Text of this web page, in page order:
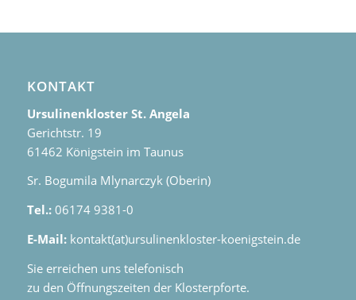
KONTAKT
Ursulinenkloster St. Angela
Gerichtstr. 19
61462 Königstein im Taunus
Sr. Bogumila Mlynarczyk (Oberin)
Tel.: 06174 9381-0
E-Mail:kontakt(at)ursulinenkloster-koenigstein.de
Sie erreichen uns telefonisch
zu den Öffnungszeiten der Klosterpforte.